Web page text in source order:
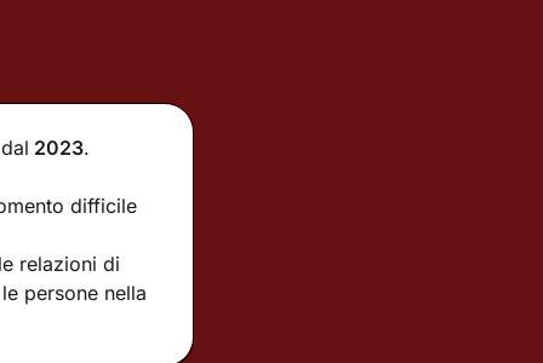
dal 2023.
difficile
relazioni di
persone nella